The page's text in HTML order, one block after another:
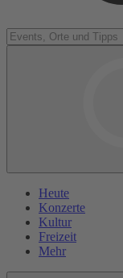
Heute
Konzerte
Kultur
Freizeit
Mehr